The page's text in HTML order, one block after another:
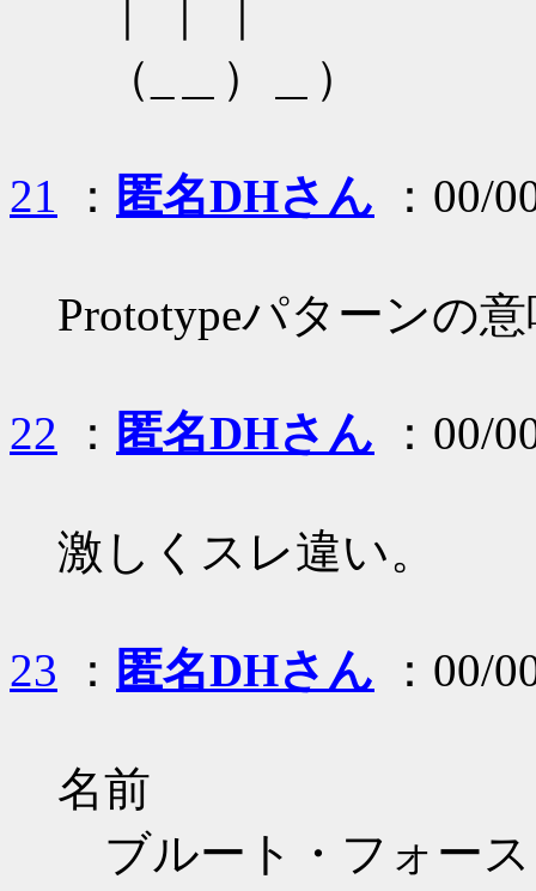
（_＿）＿）
21 ： 匿名DHさん ：00/
Prototypeパターンの
22 ： 匿名DHさん ：00/
激しくスレ違い。
23 ： 匿名DHさん ：00/
名前
ブルート・フォー